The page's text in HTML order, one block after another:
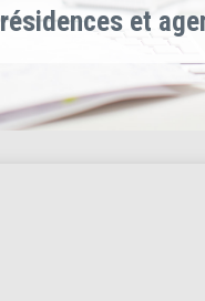
résidences et